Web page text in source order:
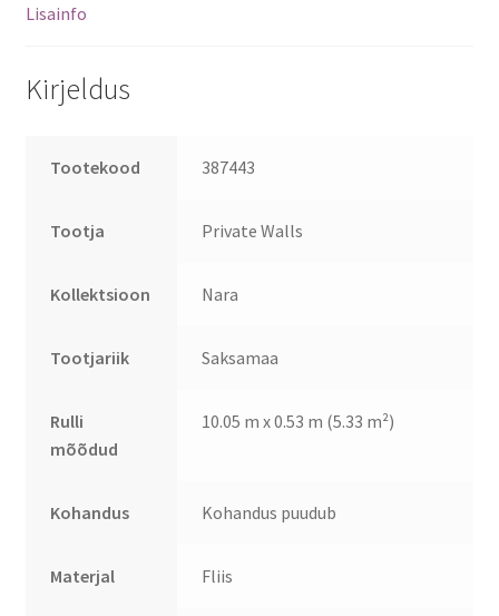
Lisainfo
Kirjeldus
Tootekood 387443
Tootja Private Walls
Kollektsioon Nara
Tootjariik Saksamaa
Rulli
mõõdud
10.05 m x 0.53 m (5.33 m²)
Kohandus Kohandus puudub
Materjal Fliis